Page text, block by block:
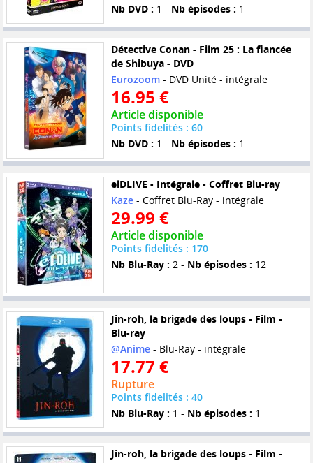
Nb DVD : 1 - Nb épisodes : 1
Détective Conan - Film 25 : La fiancée
de Shibuya - DVD
Eurozoom- DVD Unité - intégrale
16.95 €
Article disponible
Points fidelités : 60
Nb DVD : 1 - Nb épisodes : 1
elDLIVE - Intégrale - Coffret Blu-ray
Kaze- Coffret Blu-Ray - intégrale
29.99 €
Article disponible
Points fidelités : 170
Nb Blu-Ray : 2 - Nb épisodes : 12
Jin-roh, la brigade des loups - Film -
Blu-ray
@Anime- Blu-Ray - intégrale
17.77 €
Rupture
Points fidelités : 40
Nb Blu-Ray : 1 - Nb épisodes : 1
Jin-roh, la brigade des loups - Film -